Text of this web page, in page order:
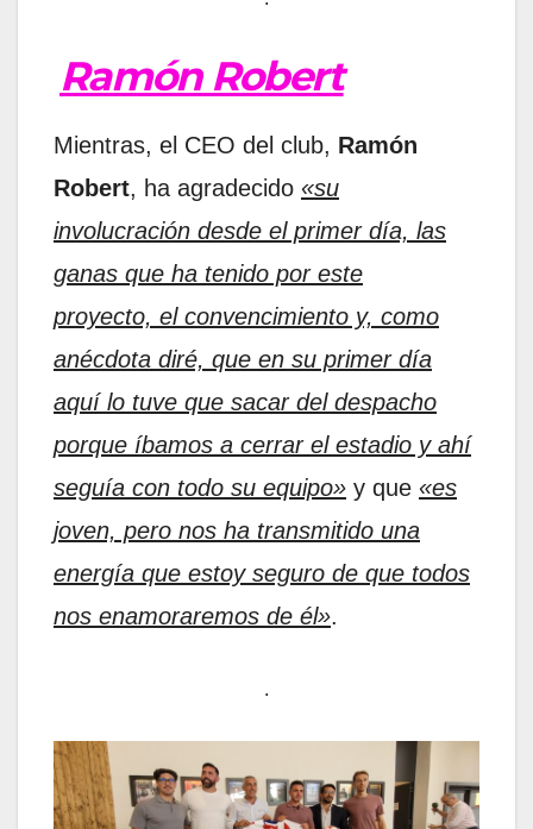
Ramón Robert
Mientras, el CEO del club, Ramón
Robert, ha agradecido «su
involucración desde el primer día, las
ganas que ha tenido por este
proyecto, el convencimiento y, como
anécdota diré, que en su primer día
aquí lo tuve que sacar del despacho
porque íbamos a cerrar el estadio y ahí
seguía con todo su equipo» y que «es
joven, pero nos ha transmitido una
energía que estoy seguro de que todos
nos enamoraremos de él».
.